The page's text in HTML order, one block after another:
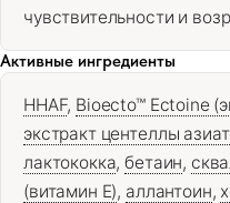
чувствительности и
Активные ингредиенты
HHAF, Bioecto™ Ectoine
экстракт центеллы
лактококка,бетаин,
(витамин Е), аллантоин,